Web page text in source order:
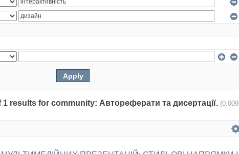
results for community: Автореферати та дисертації. (0.009